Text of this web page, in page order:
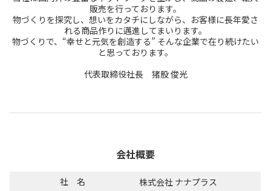
販売を行っております。
物づくりを探究し、想いをカタチにしながら、お客様に長年愛さ
れる商品作りに邁進してまいります。
物づくりで、“幸せと元気を創造する” そんな企業で在り続けたい
と思っております。
代表取締役社長 猪股 俊光
会社概要
社 名
株式会社 ナナプラス